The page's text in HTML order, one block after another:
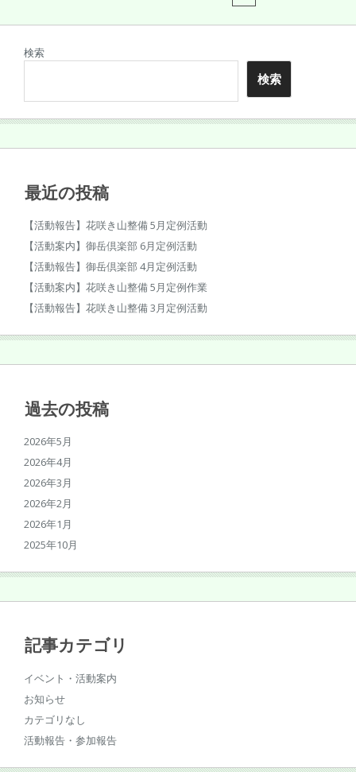
検索
検索
最近の投稿
【活動報告】花咲き山整備 5月定例活動
【活動案内】御岳倶楽部 6月定例活動
【活動報告】御岳倶楽部 4月定例活動
【活動案内】花咲き山整備 5月定例作業
【活動報告】花咲き山整備 3月定例活動
過去の投稿
2026年5月
2026年4月
2026年3月
2026年2月
2026年1月
2025年10月
記事カテゴリ
イベント・活動案内
お知らせ
カテゴリなし
活動報告・参加報告